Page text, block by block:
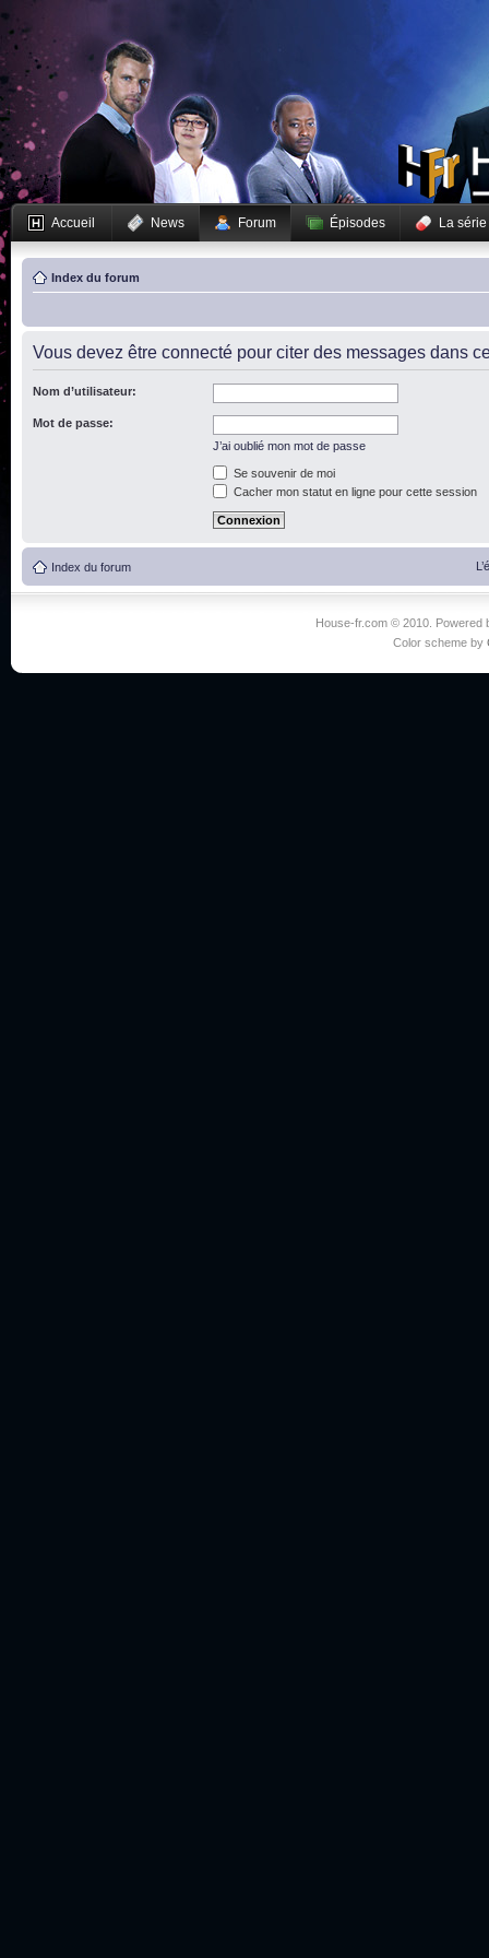
Accueil News Forum Épisodes La série
Index du forum
Vous devez être connecté pour citer des messages dans
Nom d’utilisateur:
Mot de passe:
J’ai oublié mon mot de passe
Se souvenir de moi
Cacher mon statut en ligne pour cette session
Index du forum
House-fr.com © 2010. Powered
Color scheme by